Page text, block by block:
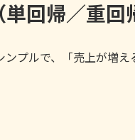
回帰／重回
プルで、「売上が増